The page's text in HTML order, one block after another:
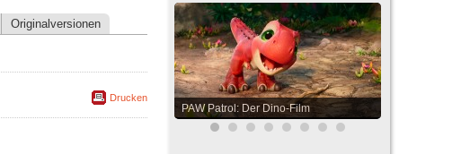
Originalversionen
Drucken
PAW Patrol: Der Dino-Film